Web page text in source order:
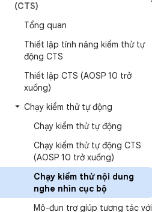
(CTS)
Tổng quan
Thiết lập tính năng kiểm thử tự
động CTS
Thiết lập CTS (AOSP 10 trở
xuống)
Chạy kiểm thử tự động
Chạy kiểm thử tự động
Chạy kiểm thử tự động CTS
(AOSP 10 trở xuống)
Chạy kiểm thử nội dung
nghe nhìn cục bộ
Mô-đun trợ giúp tương tác với